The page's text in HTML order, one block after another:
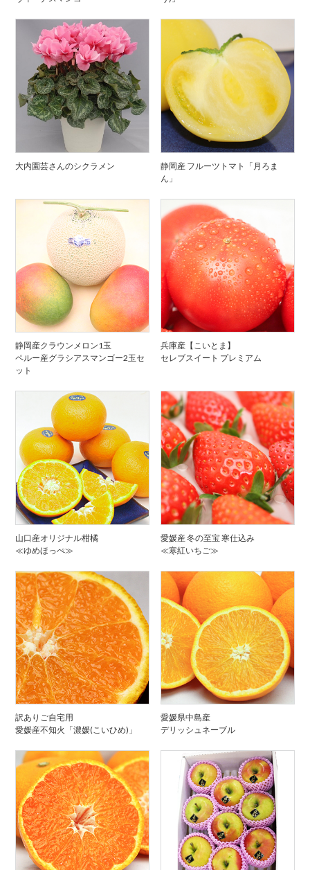
大内園芸さんのシクラメン
静岡産 フルーツトマト「月ろま
ん」
静岡産クラウンメロン1玉
ペルー産グラシアスマンゴー2玉セ
ット
兵庫産【こいとま】
セレブスイート プレミアム
山口産オリジナル柑橘
≪ゆめほっぺ≫
愛媛産 冬の至宝 寒仕込み
≪寒紅いちご≫
訳ありご自宅用
愛媛産不知火「濃媛(こいひめ)」
愛媛県中島産
デリッシュネーブル